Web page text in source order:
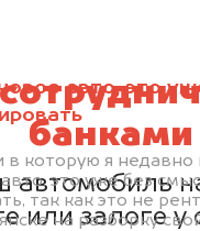
авто, это
в которую я
это уже без
так как это не
на разборку
банками
автомобиль
или залоге у